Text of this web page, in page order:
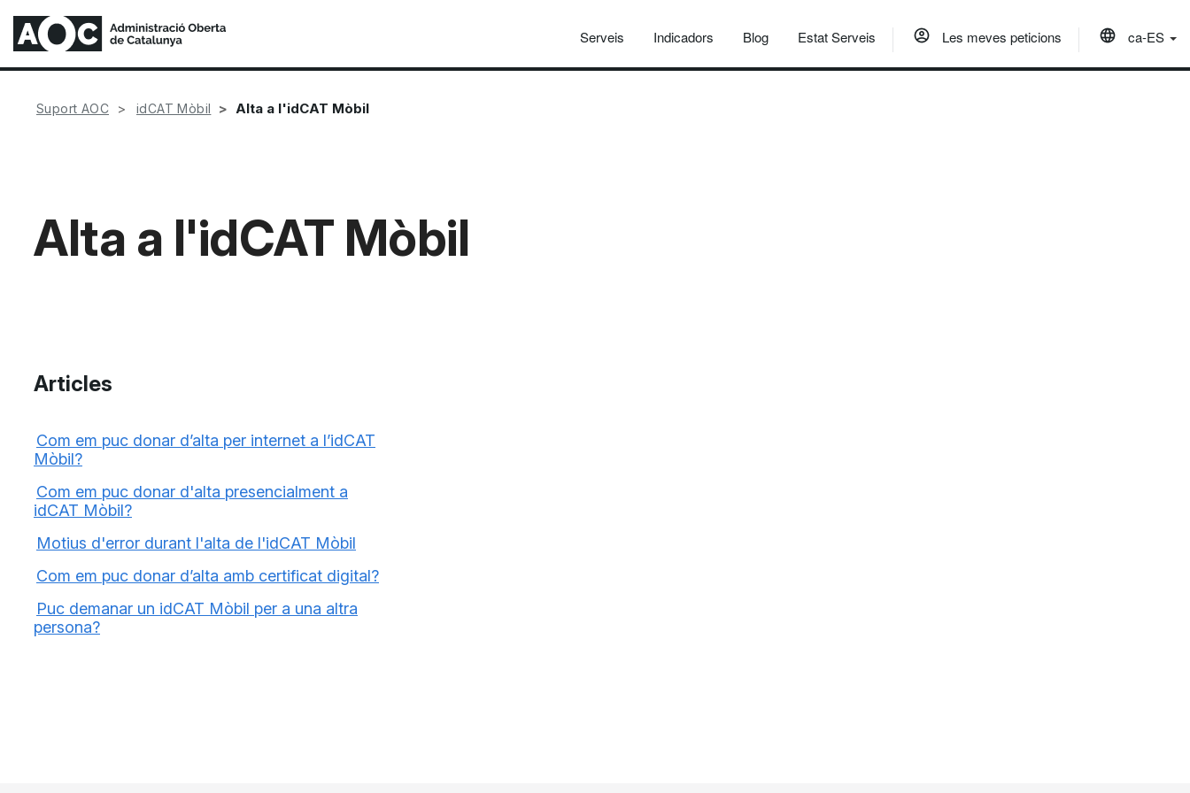
Serveis Indicadors Blog Estat Serveis Les meves peticions ca-ES
Suport AOC idCAT Mòbil Alta a l'idCAT Mòbil
Alta a l'idCAT Mòbil
Articles
Com em puc donar d’alta per internet a l’idCAT
Mòbil?
Com em puc donar d'alta presencialment a
idCAT Mòbil?
Motius d'error durant l'alta de l'idCAT Mòbil
Com em puc donar d’alta amb certificat digital?
Puc demanar un idCAT Mòbil per a una altra
persona?